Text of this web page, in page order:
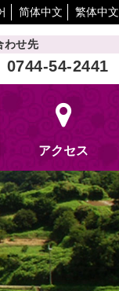
简体中文 繁体中文
わせ先
0744-54-2441
アクセス